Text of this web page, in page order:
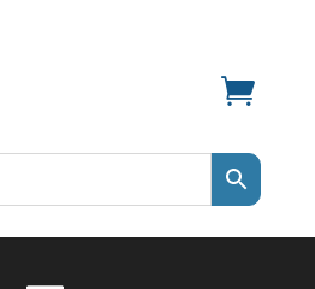
